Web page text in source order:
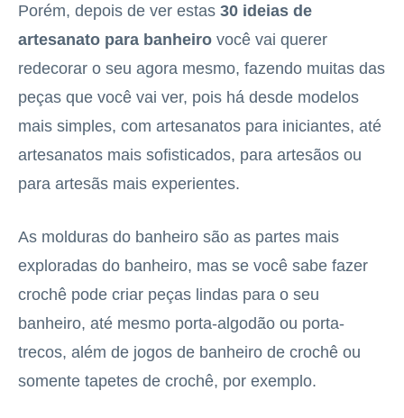
Porém, depois de ver estas 30 ideias de
artesanato para banheiro você vai querer
redecorar o seu agora mesmo, fazendo muitas das
peças que você vai ver, pois há desde modelos
mais simples, com artesanatos para iniciantes, até
artesanatos mais sofisticados, para artesãos ou
para artesãs mais experientes.
As molduras do banheiro são as partes mais
exploradas do banheiro, mas se você sabe fazer
crochê pode criar peças lindas para o seu
banheiro, até mesmo porta-algodão ou porta-
trecos, além de jogos de banheiro de crochê ou
somente tapetes de crochê, por exemplo.